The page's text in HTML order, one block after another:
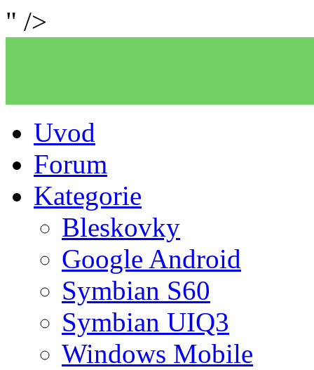
" />
Uvod
Forum
Kategorie
Bleskovky
Google Android
Symbian S60
Symbian UIQ3
Windows Mobile